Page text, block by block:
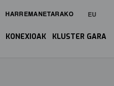
EU
HARREMANETARAKO
KONEXIOAK KLUSTER GARA